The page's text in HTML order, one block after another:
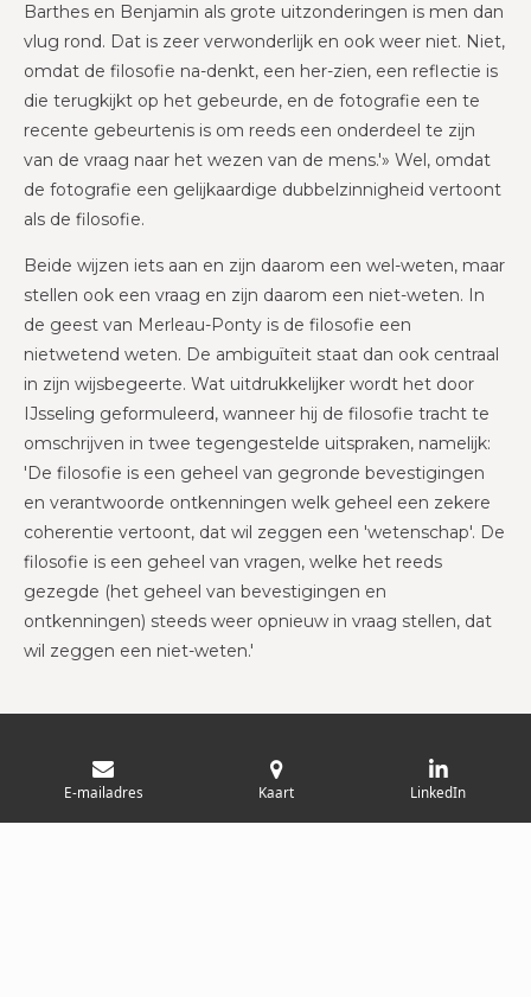
Barthes en Benjamin als grote uitzonderingen is men dan
vlug rond. Dat is zeer verwonderlijk en ook weer niet. Niet,
omdat de filosofie na-denkt, een her-zien, een reflectie is
die terugkijkt op het gebeurde, en de fotografie een te
recente gebeurtenis is om reeds een onderdeel te zijn
van de vraag naar het wezen van de mens.'» Wel, omdat
de fotografie een gelijkaardige dubbelzinnigheid vertoont
als de filosofie.
Beide wijzen iets aan en zijn daarom een wel-weten, maar
stellen ook een vraag en zijn daarom een niet-weten. In
de geest van Merleau-Ponty is de filosofie een
nietwetend weten. De ambiguïteit staat dan ook centraal
in zijn wijsbegeerte. Wat uitdrukkelijker wordt het door
IJsseling geformuleerd, wanneer hij de filosofie tracht te
omschrijven in twee tegengestelde uitspraken, namelijk:
'De filosofie is een geheel van gegronde bevestigingen
en verantwoorde ontkenningen welk geheel een zekere
coherentie vertoont, dat wil zeggen een 'wetenschap'. De
filosofie is een geheel van vragen, welke het reeds
gezegde (het geheel van bevestigingen en
ontkenningen) steeds weer opnieuw in vraag stellen, dat
wil zeggen een niet-weten.'
l
e
S
h
a
l
E-mailadres Kaart LinkedIn